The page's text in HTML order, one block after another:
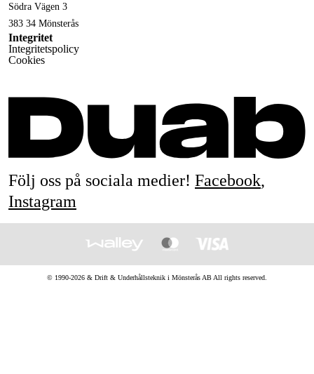
Södra Vägen 3
383 34 Mönsterås
Integritet
Integritetspolicy
Cookies
Följ oss på sociala medier! Facebook,
Instagram
© 1990-2026 & Drift & Underhållsteknik i Mönsterås AB All rights reserved.